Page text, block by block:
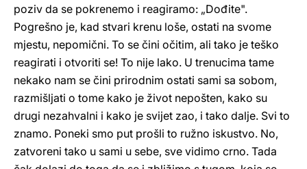
poziv da se pokrenemo i reagiramo: „Dođite".
Pogrešno je, kad stvari krenu loše, ostati na svome
mjestu, nepomični. To se čini očitim, ali tako je teško
reagirati i otvoriti se! To nije lako. U trenucima tame
nekako nam se čini prirodnim ostati sami sa sobom,
razmišljati o tome kako je život nepošten, kako su
drugi nezahvalni i kako je svijet zao, i tako dalje. Svi to
znamo. Poneki smo put prošli to ružno iskustvo. No,
zatvoreni tako u sami u sebe, sve vidimo crno. Tada